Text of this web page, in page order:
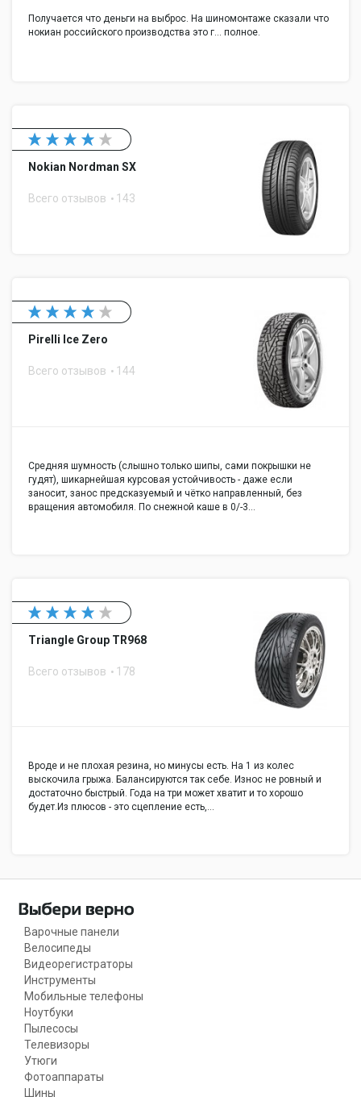
Получается что деньги на выброс. На шиномонтаже сказали что
нокиан российского производства это г... полное.
Nokian Nordman SX
Всего отзывов 143
Pirelli Ice Zero
Всего отзывов 144
Средняя шумность (слышно только шипы, сами покрышки не
гудят), шикарнейшая курсовая устойчивость - даже если
заносит, занос предсказуемый и чётко направленный, без
вращения автомобиля. По снежной каше в 0/-3…
Triangle Group TR968
Всего отзывов 178
Вроде и не плохая резина, но минусы есть. На 1 из колес
выскочила грыжа. Балансируются так себе. Износ не ровный и
достаточно быстрый. Года на три может хватит и то хорошо
будет.Из плюсов - это сцепление есть,…
Варочные панели
Велосипеды
Видеорегистраторы
Инструменты
Мобильные телефоны
Ноутбуки
Пылесосы
Телевизоры
Утюги
Фотоаппараты
Шины